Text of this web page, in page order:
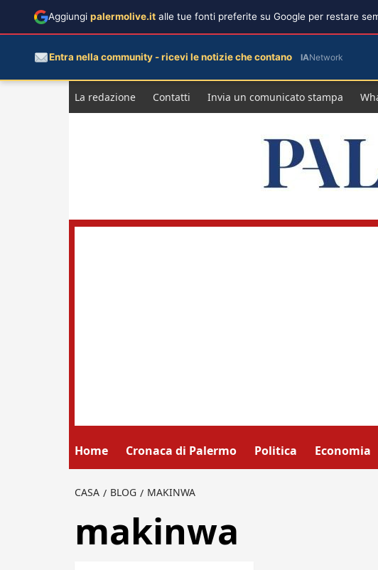
La redazione Contatti Invia un comunicato stampa
Home Cronaca di Palermo Politica Economia
CASA BLOG MAKINWA
makinwa
Aggiungi palermolive.it alle tue fonti preferite su Google per restare
Entra nella community - ricevi le notizie che contano IANetwork